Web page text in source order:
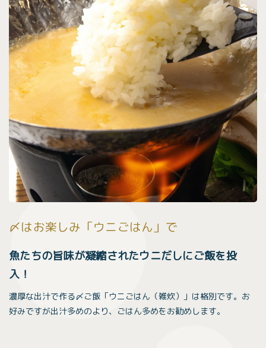
〆はお楽しみ「ウニごはん」で
魚たちの旨味が凝縮されたウニだしにご飯を投
入！
濃厚な出汁で作る〆ご飯「ウニごはん（雑炊）」は格別です。お
好みですが出汁多めのより、ごはん多めをお勧めします。